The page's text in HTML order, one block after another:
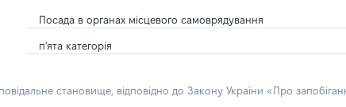
Посада в органах місцевого самоврядування
п'ята категорія
становище, відповідно до Закону України «Про